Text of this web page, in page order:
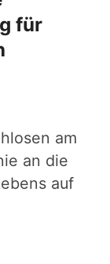
für
am
an die
auf